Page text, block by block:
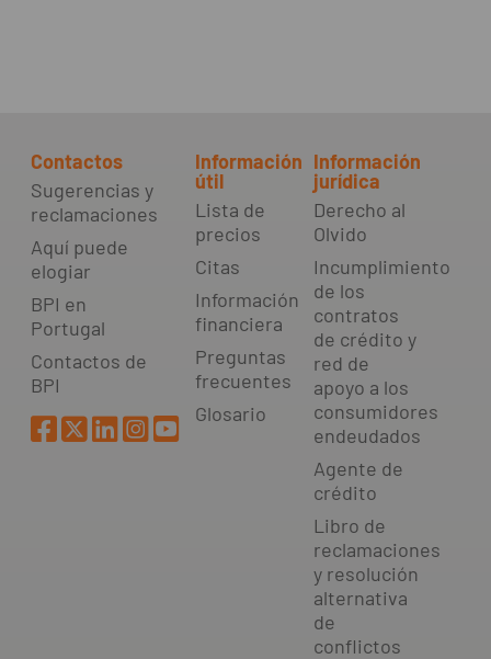
Contactos
Sugerencias y
reclamaciones
Aquí puede
elogiar
BPI en
Portugal
Contactos de
BPI
Información
útil
Lista de
precios
Citas
Información
financiera
Preguntas
frecuentes
Glosario
Información
jurídica
Derecho al
Olvido
Incumplimiento
de los
contratos
de crédito y
red de
apoyo a los
consumidores
endeudados
Agente de
crédito
Libro de
reclamaciones
y resolución
alternativa
de
conflictos